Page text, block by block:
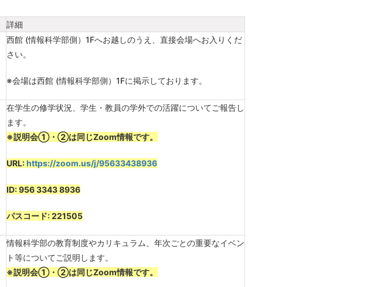
詳細
西館 (情報科学部側）1Fへお越しのうえ、直接会場へお入りくだ
さい。
※会場は西館 (情報科学部側）1Fに掲示しております。
在学生の修学状況、学生・教員の学外での活躍についてご報告し
ます。
※説明会①・②は同じZoom情報です。
URL:https://zoom.us/j/95633438936
ID: 956 3343 8936
パスコード: 221505
情報科学部の教育制度やカリキュラム、年次ごとの重要なイベン
ト等についてご説明します。
※説明会①・②は同じZoom情報です。